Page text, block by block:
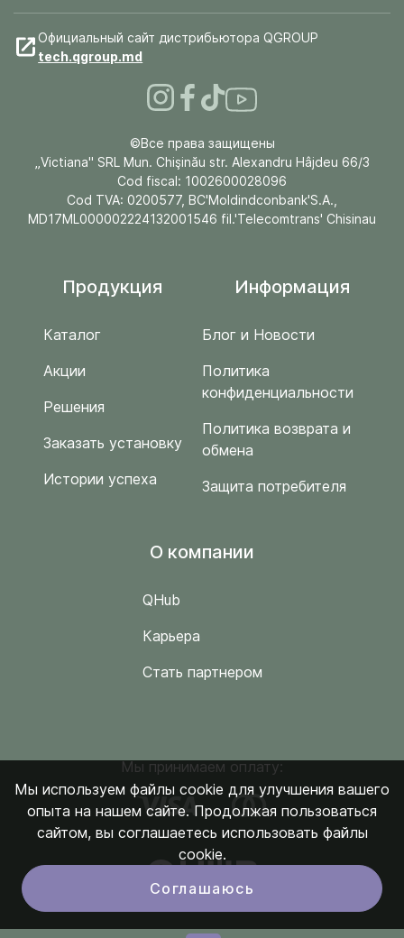
Официальный сайт дистрибьютора QGROUP
tech.qgroup.md
©Все права защищены
„Victiana" SRL Mun. Chişinău str. Alexandru Hâjdeu 66/3
Cod fiscal: 1002600028096
Cod TVA: 0200577, BC'Moldindconbank'S.A.,
MD17ML000002224132001546 fil.'Telecomtrans' Chisinau
Продукция
Каталог
Акции
Решения
Заказать установку
Истории успеха
Информация
Блог и Новости
Политика
конфиденциальности
Политика возврата и
обмена
Защита потребителя
O компании
QHub
Карьера
Стать партнером
Мы принимаем оплату:
Мы используем файлы cookie для улучшения вашего
опыта на нашем сайте. Продолжая пользоваться
сайтом, вы соглашаетесь использовать файлы
cookie.
Соглашаюсь